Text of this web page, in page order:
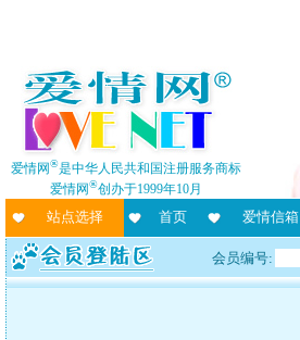
爱情网®是中华人民共和国注册服务商标
爱情网®创办于1999年10月
站点选择 首页 爱情信箱
会员编号: